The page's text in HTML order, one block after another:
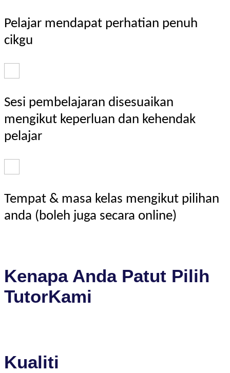
Pelajar mendapat perhatian penuh
cikgu
Sesi pembelajaran disesuaikan
mengikut keperluan dan kehendak
pelajar
Tempat & masa kelas mengikut pilihan
anda (boleh juga secara online)
Kenapa Anda Patut Pilih
TutorKami
Kualiti